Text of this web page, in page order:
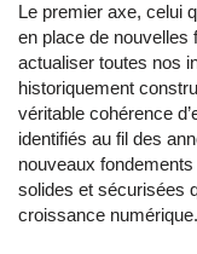
Le premier axe, celui
en place de nouvelles
actualiser toutes nos
historiquement
véritable cohérence
identifiés au fil des
nouveaux
solides et sécurisées
croissance numérique.